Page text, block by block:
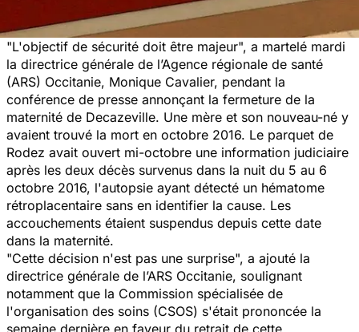
"L'objectif de sécurité doit être majeur", a martelé mardi
la directrice générale de l’Agence régionale de santé
(ARS) Occitanie, Monique Cavalier, pendant la
conférence de presse annonçant la fermeture de la
maternité de Decazeville. Une mère et son nouveau-né y
avaient trouvé la mort en octobre 2016. Le parquet de
Rodez avait ouvert mi-octobre une information judiciaire
après les deux décès survenus dans la nuit du 5 au 6
octobre 2016, l'autopsie ayant détecté un hématome
rétroplacentaire sans en identifier la cause. Les
accouchements étaient suspendus depuis cette date
dans la maternité.
"Cette décision n'est pas une surprise", a ajouté la
directrice générale de l’ARS Occitanie, soulignant
notamment que la Commission spécialisée de
l'organisation des soins (CSOS) s'était prononcée la
semaine dernière en faveur du retrait de cette